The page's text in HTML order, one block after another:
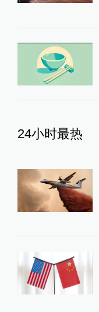
24小时最热